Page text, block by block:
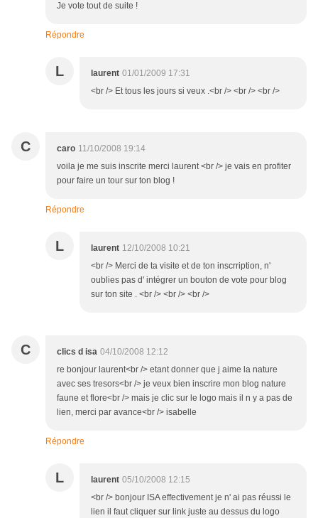
Je vote tout de suite !
Répondre
L laurent 01/01/2009 17:31
<br /> Et tous les jours si veux .<br /> <br /> <br />
C caro 11/10/2008 19:14
voila je me suis inscrite merci laurent <br /> je vais en profiter
pour faire un tour sur ton blog !
Répondre
L laurent 12/10/2008 10:21
<br /> Merci de ta visite et de ton inscrription, n'
oublies pas d' intégrer un bouton de vote pour blog
sur ton site . <br /> <br /> <br />
C clics d isa 04/10/2008 12:12
re bonjour laurent<br /> etant donner que j aime la nature
avec ses tresors<br /> je veux bien inscrire mon blog nature
faune et flore<br /> mais je clic sur le logo mais il n y a pas de
lien, merci par avance<br /> isabelle
Répondre
L laurent 05/10/2008 12:15
<br /> bonjour ISA effectivement je n' ai pas réussi le
lien il faut cliquer sur link juste au dessus du logo